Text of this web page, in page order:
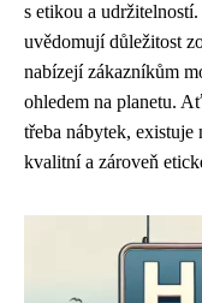
s etikou a
uvědomují důležitost
nabízejí zákazníkům
ohledem na planetu.
třeba nábytek,
kvalitní a zároveň